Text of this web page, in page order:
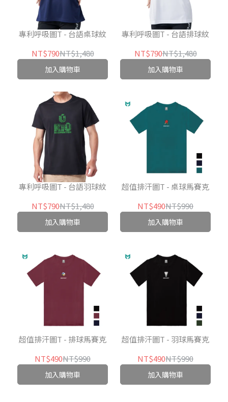
專利呼吸圖T - 台語桌球紋
NT$790NT$1,480
加入購物車
專利呼吸圖T - 台語排球紋
NT$790NT$1,480
加入購物車
專利呼吸圖T - 台語羽球紋
NT$790NT$1,480
加入購物車
超值排汗圖T - 桌球馬賽克
NT$490NT$990
加入購物車
超值排汗圖T - 排球馬賽克
NT$490NT$990
加入購物車
超值排汗圖T - 羽球馬賽克
NT$490NT$990
加入購物車